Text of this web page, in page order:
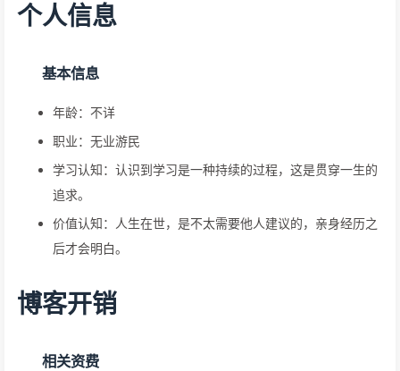
个人信息
基本信息
年龄：不详
职业：无业游民
学习认知：认识到学习是一种持续的过程，这是贯穿一生的
追求。
价值认知：人生在世，是不太需要他人建议的，亲身经历之
后才会明白。
博客开销
相关资费